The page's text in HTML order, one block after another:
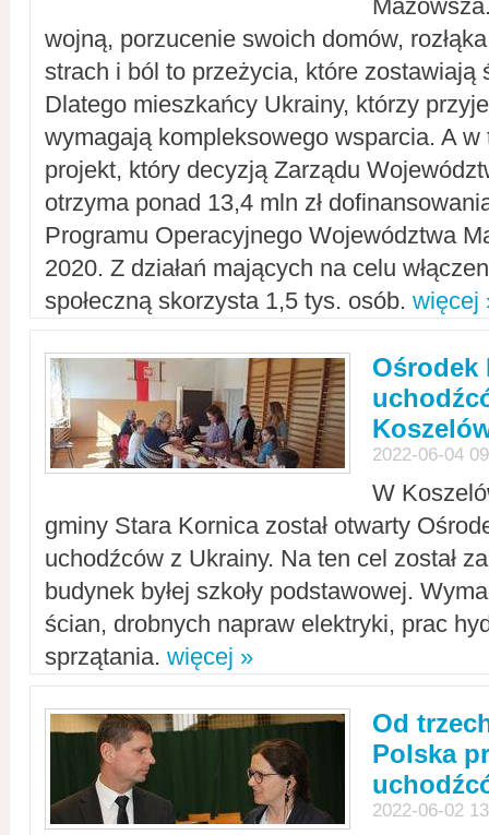
wojną, porzucenie swoich domów,
strach i ból to przeżycia, które zostawiają
Dlatego mieszkańcy Ukrainy, którzy
wymagają kompleksowego wsparcia. A w
projekt, który decyzją Zarządu
otrzyma ponad 13,4 mln zł
Programu Operacyjnego Województwa
2020. Z działań mających na celu
społeczną skorzysta 1,5 tys. osób. więcej
Ośrodek
2022-06-04
W
gminy Stara Kornica został otwarty
uchodźców z Ukrainy. Na ten cel został
budynek byłej szkoły podstawowej.
ścian, drobnych napraw elektryki, prac
sprzątania. więcej »
Od
Polska
2022-06-02